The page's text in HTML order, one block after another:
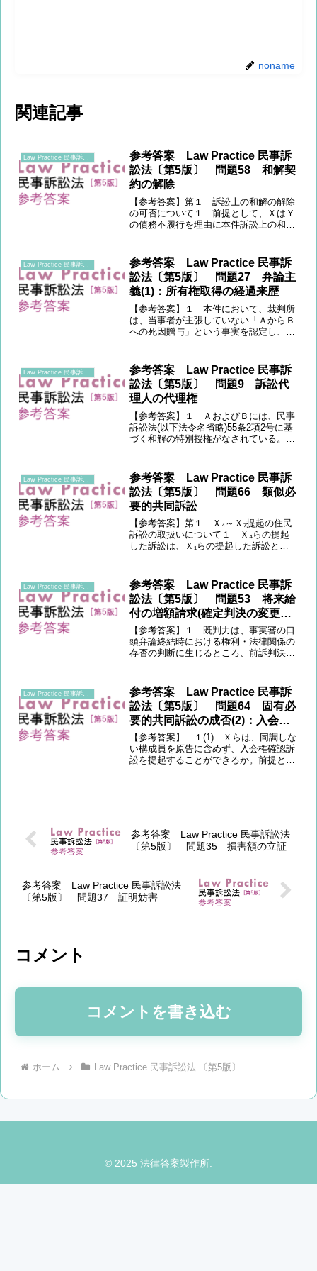
noname
関連記事
Law Practice 民事訴訟法 〔第5版〕
参考答案 Law Practice 民事訴
訟法〔第5版〕 問題58 和解契
約の解除
【参考答案】第１ 訴訟上の和解の解除
の可否について１ 前提として、ＸはＹ
の債務不履行を理由に本件訴訟上の和解
的性質及び既判力の有無が問題となる。
２ この点、訴訟上の和解...
Law Practice 民事訴訟法 〔第5版〕
参考答案 Law Practice 民事訴
訟法〔第5版〕 問題27 弁論主
義(1)：所有権取得の経過来歴
【参考答案】１ 本件において、裁判所
は、当事者が主張していない「ＡからＢ
への死因贈与」という事実を認定し、こ
的自治の訴訟法的反映として、判決の基
礎となる事実の収集・提出...
参考答案 Law Practice 民事訴
訟法〔第5版〕 問題9 訴訟代
理人の代理権
【参考答案】１ ＡおよびＢには、民事
訴訟法(以下法令名省略)55条2項2号に基
づく和解の特別授権がなされている。も
物収去土地明渡請求権の範囲を超えるも
のである。そこで、...
参考答案 Law Practice 民事訴
訟法〔第5版〕 問題66 類似必
要的共同訴訟
【参考答案】第１ Ｘ₄～Ｘ₇提起の住民
訴訟の取扱いについて１ Ｘ₄らの提起
した訴訟は、Ｘ₁らの提起した訴訟と別
共団体の数人の住民が当該地方公共団体
に代位して提起する...
参考答案 Law Practice 民事訴
訟法〔第5版〕 問題53 将来給
付の増額請求(確定判決の変更の
訴え)
【参考答案】１ 既判力は、事実審の口
頭弁論終結時における権利・法律関係の
存否の判断に生じるところ、前訴判決の
のＹに対する不法行為に基づく損害賠償
請求権に生じてい...
Law Practice 民事訴訟法 〔第5版〕
参考答案 Law Practice 民事訴
訟法〔第5版〕 問題64 固有必
要的共同訴訟の成否(2)：入会権
確認訴訟
【参考答案】 １(1) Ｘらは、同調しな
い構成員を原告に含めず、入会権確認訴
訟を提起することができるか。前提とし
参考答案 Law Practice 民事訴訟法
〔第5版〕 問題35 損害額の立証
参考答案 Law Practice 民事訴訟法
〔第5版〕 問題37 証明妨害
コメント
コメントを書き込む
ホーム Law Practice 民事訴訟法 〔第5版〕
© 2025 法律答案製作所.